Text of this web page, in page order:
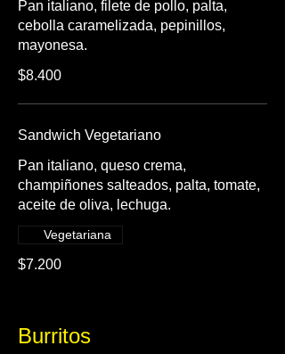
Pan italiano, filete de pollo, palta,
cebolla caramelizada, pepinillos,
mayonesa.
$8.400
Sandwich Vegetariano
Pan italiano, queso crema,
champiñones salteados, palta, tomate,
$7.200
Vegetariana
Burritos